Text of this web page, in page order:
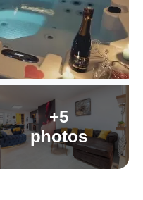
+5
photos